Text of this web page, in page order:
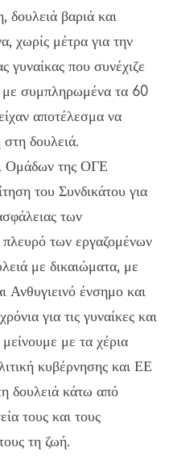
δουλειά βαριά και
χωρίς μέτρα για την
γυναίκας που συνέχιζε
με συμπληρωμένα τα 60
αποτέλεσμα να
στη δουλειά.
Ομάδων της ΟΓΕ
του Συνδικάτου για
των
των εργαζομένων
με δικαιώματα, με
Ανθυγιεινό ένσημο και
για τις γυναίκες και
με τα χέρια
κυβέρνησης και ΕΕ
δουλειά κάτω από
τους και τους
τη ζωή.